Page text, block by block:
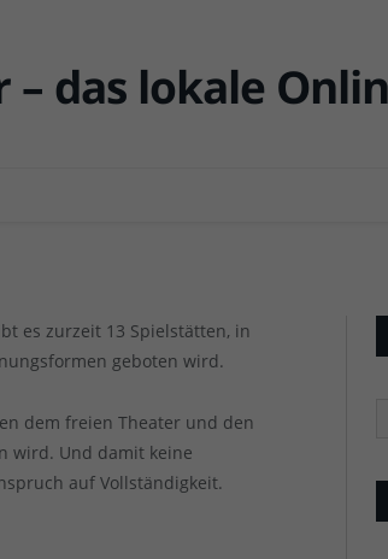
kennen sollte (2)
es zurzeit 13 Spielstätten, in
geboten wird.
dem freien Theater und den
wird. Und damit keine
auf Vollständigkeit.